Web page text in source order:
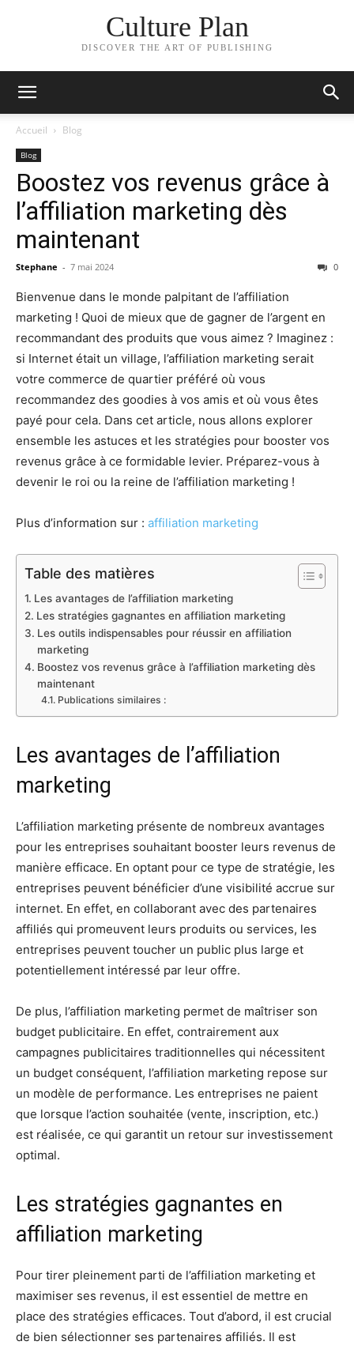
Culture Plan
DISCOVER THE ART OF PUBLISHING
Accueil Blog
Blog
Boostez vos revenus grâce à
l’affiliation marketing dès
maintenant
Stephane - 7 mai 2024 0
Bienvenue dans le monde palpitant de l’affiliation
marketing ! Quoi de mieux que de gagner de l’argent en
recommandant des produits que vous aimez ? Imaginez :
si Internet était un village, l’affiliation marketing serait
votre commerce de quartier préféré où vous
recommandez des goodies à vos amis et où vous êtes
payé pour cela. Dans cet article, nous allons explorer
ensemble les astuces et les stratégies pour booster vos
revenus grâce à ce formidable levier. Préparez-vous à
devenir le roi ou la reine de l’affiliation marketing !
Plus d’information sur : affiliation marketing
Table des matières
Les avantages de l’affiliation marketing
Les stratégies gagnantes en affiliation marketing
Les outils indispensables pour réussir en affiliation
marketing
Boostez vos revenus grâce à l’affiliation marketing dès
maintenant
Publications similaires :
Les avantages de l’affiliation
marketing
L’affiliation marketing présente de nombreux avantages
pour les entreprises souhaitant booster leurs revenus de
manière efficace. En optant pour ce type de stratégie, les
entreprises peuvent bénéficier d’une visibilité accrue sur
internet. En effet, en collaborant avec des partenaires
affiliés qui promeuvent leurs produits ou services, les
entreprises peuvent toucher un public plus large et
potentiellement intéressé par leur offre.
De plus, l’affiliation marketing permet de maîtriser son
budget publicitaire. En effet, contrairement aux
campagnes publicitaires traditionnelles qui nécessitent
un budget conséquent, l’affiliation marketing repose sur
un modèle de performance. Les entreprises ne paient
que lorsque l’action souhaitée (vente, inscription, etc.)
est réalisée, ce qui garantit un retour sur investissement
optimal.
Les stratégies gagnantes en
affiliation marketing
Pour tirer pleinement parti de l’affiliation marketing et
maximiser ses revenus, il est essentiel de mettre en
place des stratégies efficaces. Tout d’abord, il est crucial
de bien sélectionner ses partenaires affiliés. Il est